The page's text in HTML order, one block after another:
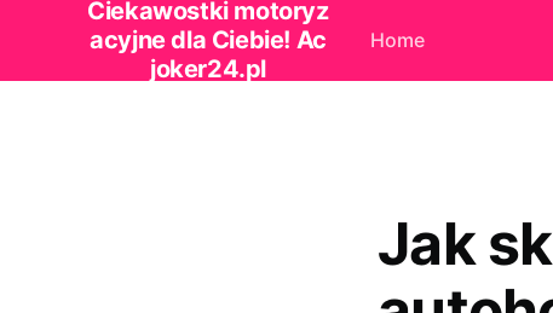
Ciekawostki motoryz
acyjne dla Ciebie! Ac
joker24.pl
Home
Jak